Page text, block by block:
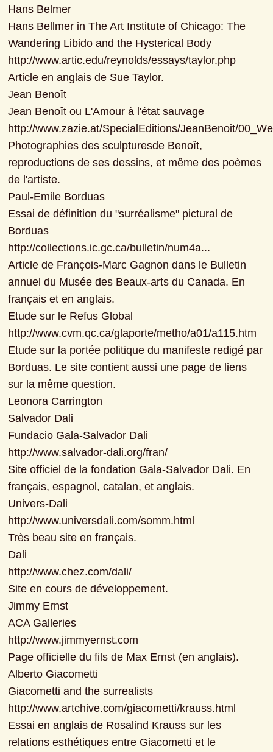
Hans Belmer
Hans Bellmer in The Art Institute of Chicago: The
Wandering Libido and the Hysterical Body
http://www.artic.edu/reynolds/essays/taylor.php
Article en anglais de Sue Taylor.
Jean Benoît
Jean Benoît ou L'Amour à l'état sauvage
http://www.zazie.at/SpecialEditions/JeanBenoit/
Photographies des sculpturesde Benoît,
reproductions de ses dessins, et même des poèmes
de l'artiste.
Paul-Emile Borduas
Essai de définition du "surréalisme" pictural de
Borduas
http://collections.ic.gc.ca/bulletin/num4a...
Article de François-Marc Gagnon dans le Bulletin
annuel du Musée des Beaux-arts du Canada. En
français et en anglais.
Etude sur le Refus Global
http://www.cvm.qc.ca/glaporte/metho/a01/a115.htm
Etude sur la portée politique du manifeste redigé par
Borduas. Le site contient aussi une page de liens
sur la même question.
Leonora Carrington
Salvador Dali
Fundacio Gala-Salvador Dali
http://www.salvador-dali.org/fran/
Site officiel de la fondation Gala-Salvador Dali. En
français, espagnol, catalan, et anglais.
Univers-Dali
http://www.universdali.com/somm.html
Très beau site en français.
Dali
http://www.chez.com/dali/
Site en cours de développement.
Jimmy Ernst
ACA Galleries
http://www.jimmyernst.com
Page officielle du fils de Max Ernst (en anglais).
Alberto Giacometti
Giacometti and the surrealists
http://www.artchive.com/giacometti/krauss.html
Essai en anglais de Rosalind Krauss sur les
relations esthétiques entre Giacometti et le